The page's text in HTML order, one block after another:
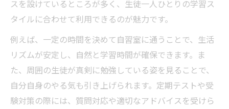
スを設けているところが多く、生徒一人ひとりの学習ス
タイルに合わせて利用できるのが魅力です。
例えば、一定の時間を決めて自習室に通うことで、生活
リズムが安定し、自然と学習時間が確保できます。ま
た、周囲の生徒が真剣に勉強している姿を見ることで、
自分自身のやる気も引き上げられます。定期テストや受
験対策の際には、質問対応や適切なアドバイスを受けら